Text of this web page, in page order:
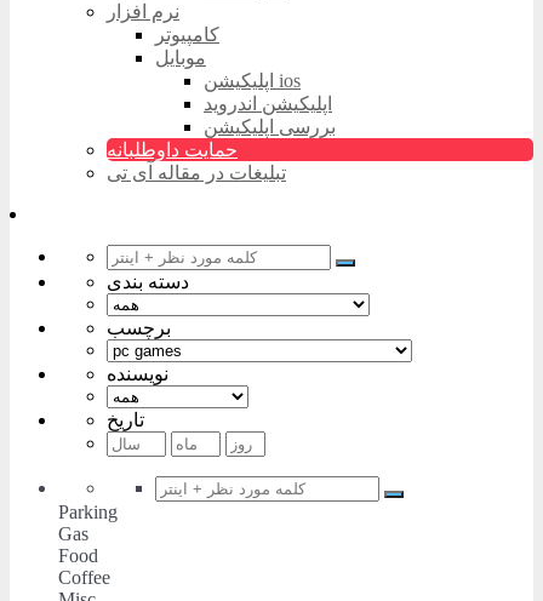
نرم افزار
کامپیوتر
موبایل
اپلیکیشن ios
اپلیکیشن اندروید
بررسی اپلیکیشن
حمایت داوطلبانه
تبلیغات در مقاله آی تی
دسته بندی
برچسب
نویسنده
تاریخ
Parking
Gas
Food
Coffee